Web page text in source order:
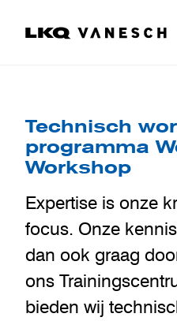
Technisch
programma
Workshop
Expertise is onze
focus. Onze
dan ook graag
ons
bieden wij